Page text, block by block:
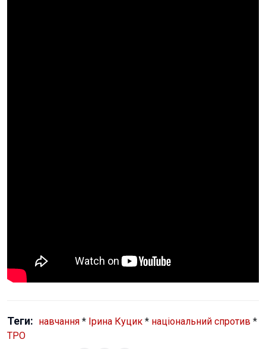
Теги: навчання * Ірина Куцик * національний спротив *
ТРО